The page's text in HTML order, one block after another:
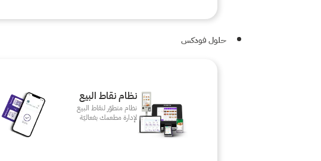
حلول فودكس
نظام نقاط البيع
نظام متطوّر لنقاط البيع
لإدارة مطعمك بفعاليّة